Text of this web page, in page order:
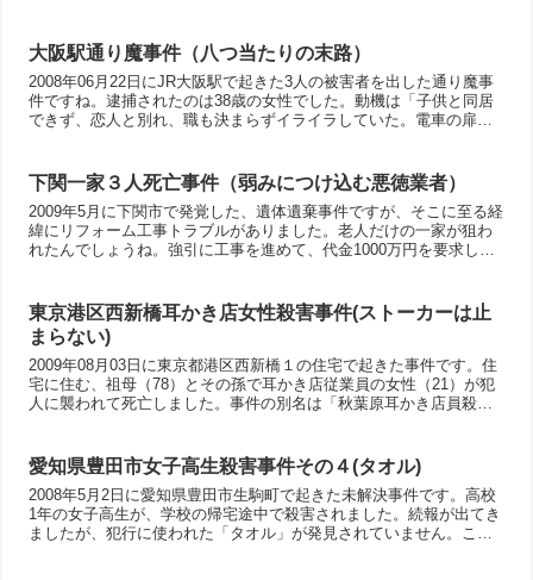
した。気になる点としては人の殺害行為や人の死などについて書い
た漫画の影響があると言われている事ですね。
大阪駅通り魔事件（八つ当たりの末路）
2008年06月22日にJR大阪駅で起きた3人の被害者を出した通り魔事
件ですね。逮捕されたのは38歳の女性でした。動機は「子供と同居
できず、恋人と別れ、職も決まらずイライラしていた。電車の扉に
事件では殺意がなかったから死者や重傷者は出ませんでしたが、こ
れが無敵の人ならどうだったでしょうね。
下関一家３人死亡事件（弱みにつけ込む悪徳業者）
2009年5月に下関市で発覚した、遺体遺棄事件ですが、そこに至る経
緯にリフォーム工事トラブルがありました。老人だけの一家が狙わ
れたんでしょうね。強引に工事を進めて、代金1000万円を要求した
者の年金を搾り取った事件です。被害者が亡くなると、その遺体を
床下に隠していました。
東京港区西新橋耳かき店女性殺害事件(ストーカーは止
まらない)
2009年08月03日に東京都港区西新橋１の住宅で起きた事件です。住
宅に住む、祖母（78）とその孫で耳かき店従業員の女性（21）が犯
人に襲われて死亡しました。事件の別名は「秋葉原耳かき店員殺人
んで断られた結果、ストーカーとなり通報されて、もう会えないと
絶望して起こした事件です。教訓は「ビジネストークを信じるな」
かな。
愛知県豊田市女子高生殺害事件その４(タオル)
2008年5月2日に愛知県豊田市生駒町で起きた未解決事件です。高校
1年の女子高生が、学校の帰宅途中で殺害されました。続報が出てき
ましたが、犯行に使われた「タオル」が発見されていません。この